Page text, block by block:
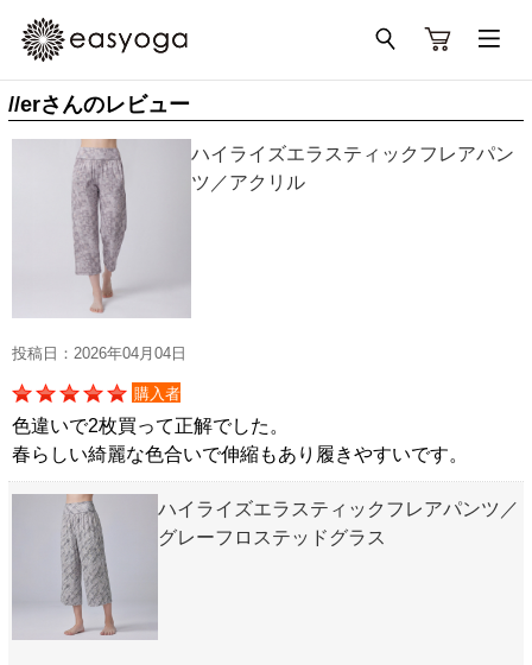
//erさんのレビュー
ハイライズエラスティックフレアパン
ツ／アクリル
投稿日：2026年04月04日
購入者
色違いで2枚買って正解でした。
春らしい綺麗な色合いで伸縮もあり履きやすいです。
ハイライズエラスティックフレアパンツ／
グレーフロステッドグラス